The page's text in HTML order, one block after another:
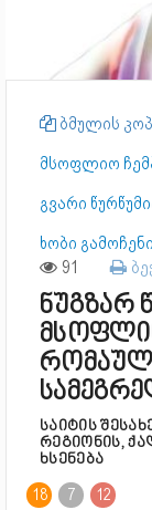
ბმულის
მსოფლიო
გვარი
ხობი
91
ნუგზარ
საიტის
რეგიონის,
ხსენება
18 7
12